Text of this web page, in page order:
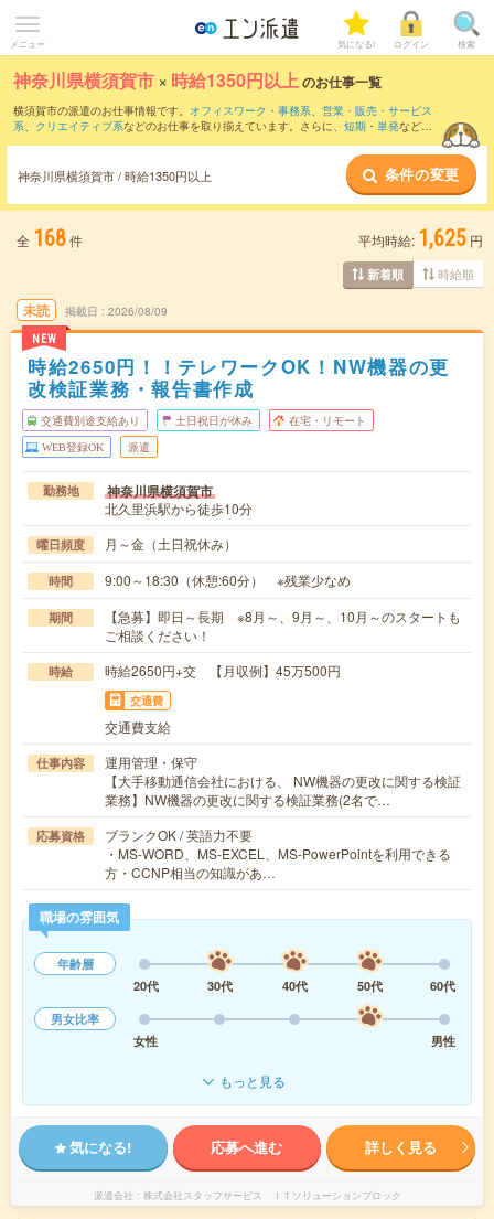
メニュー 気になる! ログイン 検索
神奈川県横須賀市 × 時給1350円以上のお仕事一覧
横須賀市の派遣のお仕事情報です。 オフィスワーク・事務系、 営業・販売・サービス
系、 クリエイティブ系などのお仕事を取り揃えています。さらに、 短期 ・ 単発などの
神奈川県横須賀市 / 時給1350円以上 条件の変更
全 168件 平均時給: 1,625 円
新着順 時給順
未読
NEW
掲載日 2026/08/09
時給2650円！！テレワークOK！NW機器の更
改検証業務・報告書作成
交通費別途支給あり 土日祝日が休み 在宅・リモート
WEB登録OK 派遣
勤務地 神奈川県横須賀市
北久里浜駅から徒歩10分
曜日頻度 月～金（土日祝休み）
時間 9:00～18:30（休憩:60分） ※残業少なめ
期間
【急募】即日～長期 ※8月～、9月～、10月～のスタートも
ご相談ください！
時給 時給2650円+交 【月収例】45万500円
交通費
交通費支給
仕事内容
運用管理・保守
【大手移動通信会社における、 NW機器の更改に関する検証
業務】NW機器の更改に関する検証業務(2名で…
応募資格
ブランクOK / 英語力不要
・MS-WORD、MS-EXCEL、MS-PowerPointを利用できる
方・CCNP相当の知識があ…
職場の雰囲気
年齢層
20代
30代 40代 50代
60代
男女比率
女性
男性
もっと見る
気になる! 応募へ進む 詳しく見る
派遣会社 株式会社スタッフサービス ＩＴソリューションブロック